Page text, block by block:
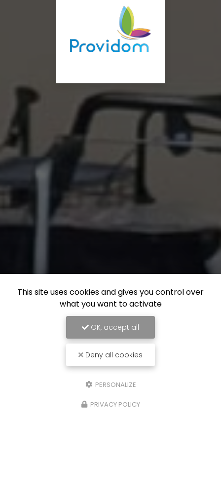
This site uses cookies and gives you control over
what you want to activate
OK, accept all
Deny all cookies
PERSONALIZE
PRIVACY POLICY